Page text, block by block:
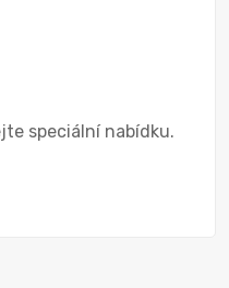
speciální nabídku.